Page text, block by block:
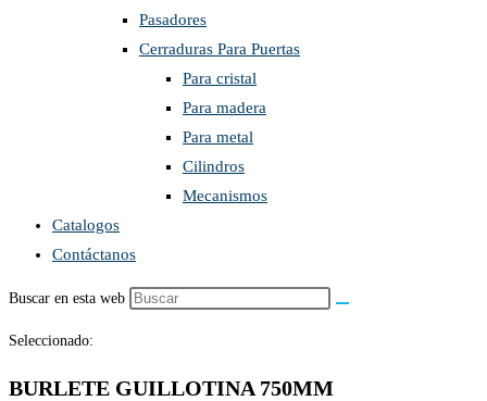
Pasadores
Cerraduras Para Puertas
Para cristal
Para madera
Para metal
Cilindros
Mecanismos
Catalogos
Contáctanos
Buscar en esta web
Seleccionado:
BURLETE GUILLOTINA 750MM